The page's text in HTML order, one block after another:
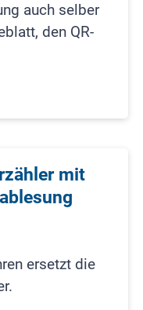
auch selber
den QR-
mit
ersetzt die